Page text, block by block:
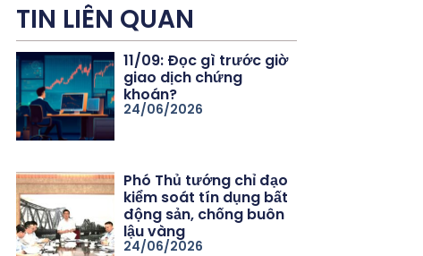
TIN LIÊN QUAN
11/09: Đọc gì trước giờ
giao dịch chứng
khoán?
24/06/2026
Phó Thủ tướng chỉ đạo
kiểm soát tín dụng bất
động sản, chống buôn
lậu vàng
24/06/2026